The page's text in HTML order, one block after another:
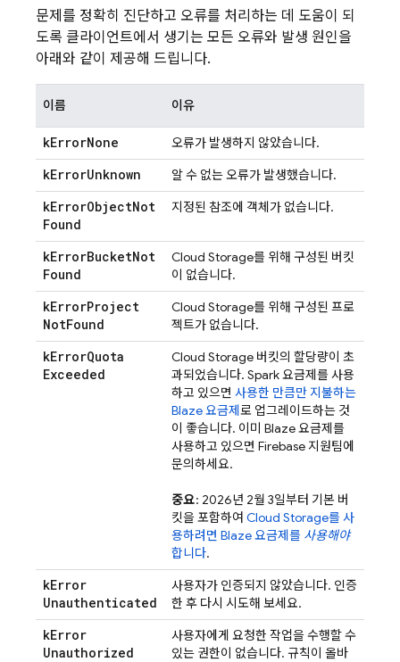
문제를 정확히 진단하고 오류를 처리하는 데 도움이 되
도록 클라이언트에서 생기는 모든 오류와 발생 원인을
아래와 같이 제공해 드립니다.
이름 이유
kErrorNone 오류가 발생하지 않았습니다.
kErrorUnknown 알 수 없는 오류가 발생했습니다.
kErrorObjectNot
Found
지정된 참조에 객체가 없습니다.
kErrorBucketNot
Found
Cloud Storage를 위해 구성된 버킷
이 없습니다.
kErrorProject
NotFound
Cloud Storage를 위해 구성된 프로
젝트가 없습니다.
kErrorQuota
Exceeded
Cloud Storage 버킷의 할당량이 초
과되었습니다. Spark 요금제를 사용
하고 있으면 사용한 만큼만 지불하는
Blaze 요금제로 업그레이드하는 것
이 좋습니다. 이미 Blaze 요금제를
사용하고 있으면 Firebase 지원팀에
문의하세요.
중요: 2026년 2월 3일부터 기본 버
킷을 포함하여 Cloud Storage를 사
용하려면 Blaze 요금제를 사용해야
합니다.
kError
Unauthenticated
사용자가 인증되지 않았습니다. 인증
한 후 다시 시도해 보세요.
kError
Unauthorized
사용자에게 요청한 작업을 수행할 수
있는 권한이 없습니다. 규칙이 올바